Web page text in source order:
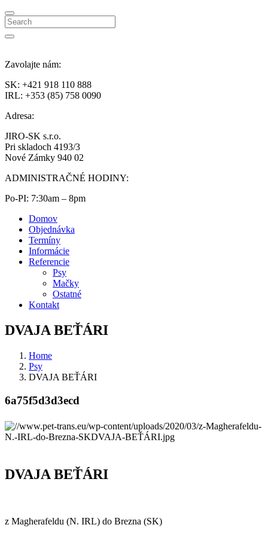
Search
Zavolajte nám:
SK: +421 918 110 888
IRL: +353 (85) 758 0090
Adresa:
JIRO-SK s.r.o.
Pri skladoch 4193/3
Nové Zámky 940 02
ADMINISTRAČNÉ HODINY:
Po-PI: 7:30am – 8pm
Domov
Objednávka
Termíny
Informácie
Referencie
Psy
Mačky
Ostatné
Kontakt
DVAJA BEŤÁRI
Home
Psy
DVAJA BEŤÁRI
6a75f5d3d3ecd
DVAJA BEŤÁRI
z Magherafeldu (N. IRL) do Brezna (SK)